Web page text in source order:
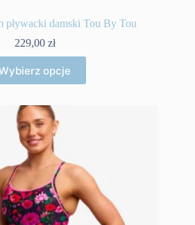
pływacki damski Tou By Tou
229,00 zł
opcje
produkt
ma
wariantów.
Opcje
można
wybrać
na
stronie
produktu